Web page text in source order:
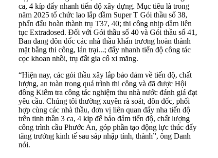
ca, 4 kíp đẩy nhanh tiến độ xây dựng. Mục tiêu là trong
năm 2025 tổ chức lao lắp dầm Super T Gói thầu số 38,
phấn đấu hoàn thành trụ T37, 40; thi công nhịp dầm liên
tục Extradosed. Đối với Gói thầu số 40 và Gói thầu số 41,
Ban đang đôn đốc các nhà thầu khẩn trương hoàn thành
mặt bằng thi công, lán trại...; đẩy nhanh tiến độ công tác
cọc khoan nhồi, trụ đất gia cố xi măng.
“Hiện nay, các gói thầu xây lắp bảo đảm về tiến độ, chất
lượng, an toàn trong quá trình thi công và đã được Hội
đồng Kiểm tra công tác nghiệm thu nhà nước đánh giá đạt
yêu cầu. Chúng tôi thường xuyên rà soát, đôn đốc, phối
hợp cùng các nhà thầu, đơn vị liên quan đẩy nha tiến độ
trên tinh thần 3 ca, 4 kip để bảo đảm tiến độ, chất lượng
công trình cầu Phước An, góp phần tạo động lực thúc đẩy
tăng trưởng kinh tế sau sáp nhập tỉnh, thành”, ông Danh
nói.